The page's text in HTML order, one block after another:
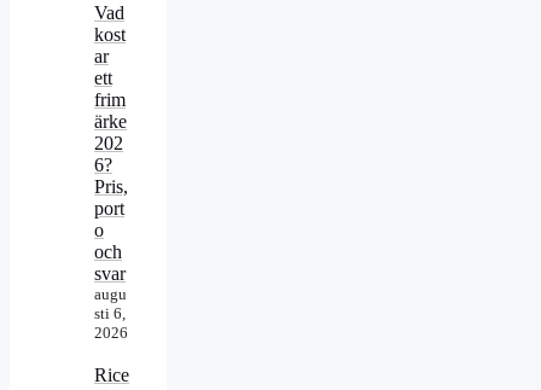
Vad
kost
ar
ett
frim
ärke
202
6?
Pris,
port
o
och
svar
augu
sti 6,
2026
Rice